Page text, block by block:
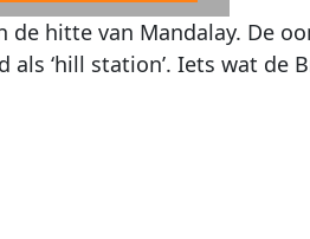
hitte van Mandalay. De
‘hill station’. Iets wat de